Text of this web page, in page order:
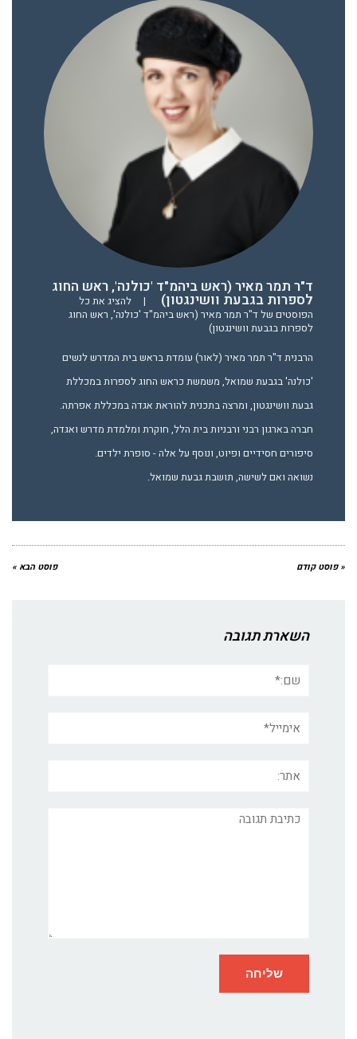
ד"ר תמר מאיר (ראש ביהמ"ד 'כולנה', ראש החוג
לספרות בגבעת וושינגטון) |
להציג את כל
הפוסטים של ד"ר תמר מאיר (ראש ביהמ"ד 'כולנה', ראש החוג
לספרות בגבעת וושינגטון)
הרבנית ד"ר תמר מאיר (לאור) עומדת בראש בית המדרש לנשים
'כולנה' בגבעת שמואל, משמשת כראש החוג לספרות במכללת
גבעת וושינגטון, ומרצה בתכנית להוראת אגדה במכללת אפרתה.
חברה בארגון רבני ורבניות בית הלל, חוקרת ומלמדת מדרש ואגדה,
סיפורים חסידיים ופיוט, ונוסף על אלה - סופרת ילדים.
נשואה ואם לשישה, תושבת גבעת שמואל.
« פוסט קודם פוסט הבא »
השארת תגובה
תגובה